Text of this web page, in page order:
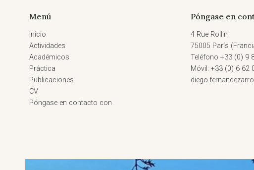
Menú
Inicio
Actividades
Académicos
Práctica
Publicaciones
CV
Póngase en contacto con
Póngase en
4 Rue Rollin
75005 París
Teléfono +33 (0) 9
Móvil: +33 (0) 6 62